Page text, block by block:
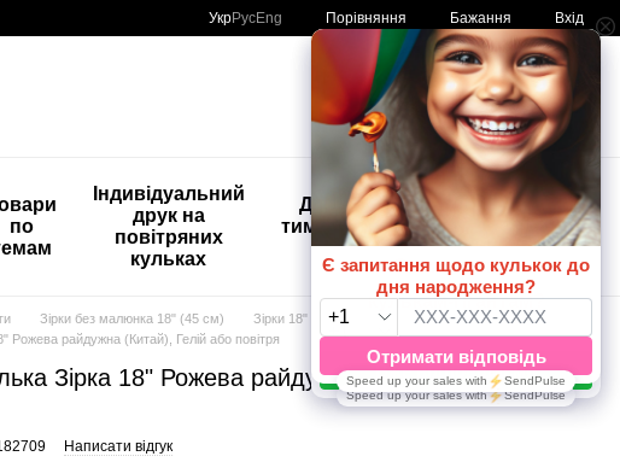
УкрРусEng Порівняння Бажання Вхід
Мій кошик
по
Індивідуальний
друк на
повітряних
кульках
Дитяче
тимчасове
тату
🚨🚨🚨
Розпродаж
Кульки з
друком😀
🎈
Зірки без малюнка 18" (45 см) Зірки 18"
Зірки 18" ТМ Артшоу Латекс Балунс
Рожева райдужна (Китай), Гелій або повітря
Зірка 18" Рожева райдужна (Китай), Гелій або
Написати відгук